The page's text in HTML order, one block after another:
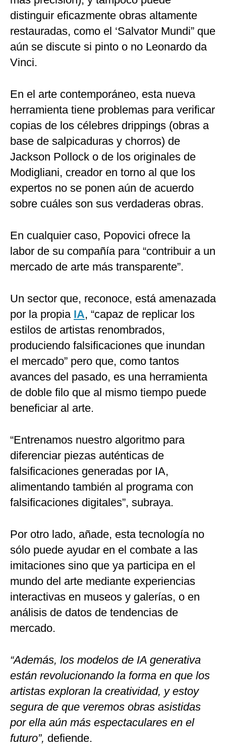
distinguir eficazmente obras altamente
restauradas, como el ‘Salvator Mundi” que
aún se discute si pinto o no Leonardo da
Vinci.
En el arte contemporáneo, esta nueva
herramienta tiene problemas para verificar
copias de los célebres drippings (obras a
base de salpicaduras y chorros) de
Jackson Pollock o de los originales de
Modigliani, creador en torno al que los
expertos no se ponen aún de acuerdo
sobre cuáles son sus verdaderas obras.
En cualquier caso, Popovici ofrece la
labor de su compañía para “contribuir a un
mercado de arte más transparente”.
Un sector que, reconoce, está amenazada
por la propia IA, “capaz de replicar los
estilos de artistas renombrados,
produciendo falsificaciones que inundan
el mercado” pero que, como tantos
avances del pasado, es una herramienta
de doble filo que al mismo tiempo puede
beneficiar al arte.
“Entrenamos nuestro algoritmo para
diferenciar piezas auténticas de
falsificaciones generadas por IA,
alimentando también al programa con
falsificaciones digitales”, subraya.
Por otro lado, añade, esta tecnología no
sólo puede ayudar en el combate a las
imitaciones sino que ya participa en el
mundo del arte mediante experiencias
interactivas en museos y galerías, o en
análisis de datos de tendencias de
mercado.
“Además, los modelos de IA generativa
están revolucionando la forma en que los
artistas exploran la creatividad, y estoy
segura de que veremos obras asistidas
por ella aún más espectaculares en el
futuro”, defiende.